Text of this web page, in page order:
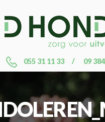
055 31 11 33 09